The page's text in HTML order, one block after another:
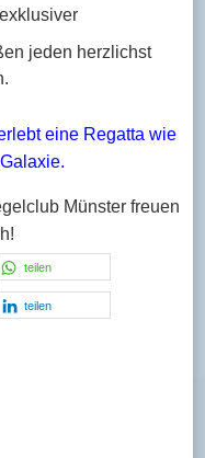
jeden herzlichst
eine Regatta wie
Münster freuen
teilen
teilen